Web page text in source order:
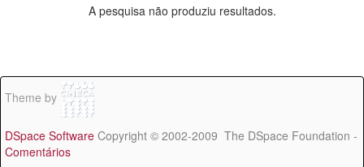
A pesquisa não produziu resultados.
Theme by
DSpace Software Copyright © 2002-2009 The DSpace Foundation -
Comentários